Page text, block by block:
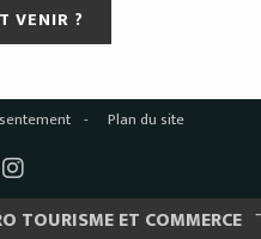
VENIR ?
Plan du site
TOURISME ET COMMERCE